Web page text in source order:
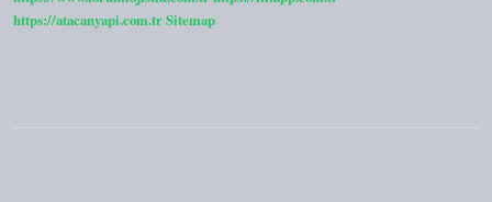
https://atacanyapi.com.trSitemap